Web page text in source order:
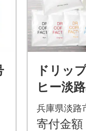
ドリッ
ヒー淡
セット
み比べ
兵庫県淡路
寄付金額